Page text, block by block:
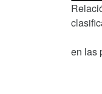
en las